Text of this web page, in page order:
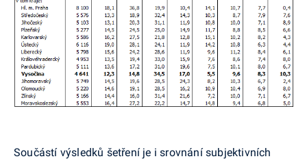
Součástí výsledků šetření je i srovnání subjektivních